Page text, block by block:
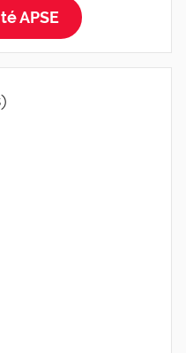
APSE